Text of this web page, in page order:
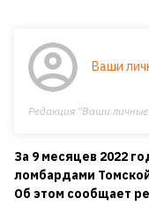
Ваши
Редакция "Ваши
За 9 месяцев 2022
ломбардами
Об этом сообщает